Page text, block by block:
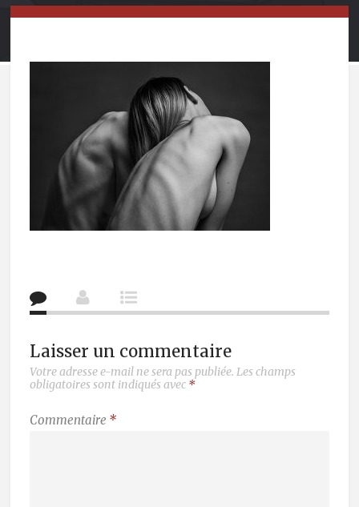
Laisser un commentaire
Votre adresse e-mail ne sera pas publiée. Les champs
obligatoires sont indiqués avec *
Commentaire *